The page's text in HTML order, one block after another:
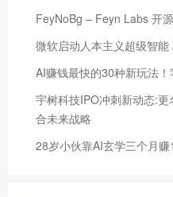
FeyNoBg – Feyn Labs 开
微软启动人本主义超级智
AI赚钱最快的30种新玩法
宇树科技IPO冲刺新动态:更
合未来战略
28岁小伙靠AI玄学三个月